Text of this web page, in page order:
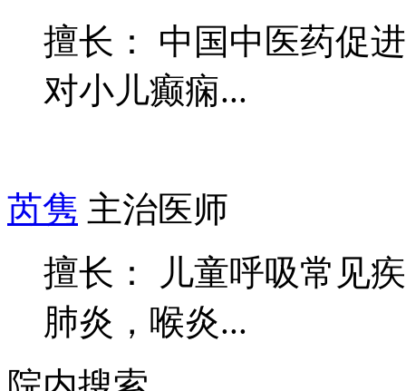
擅长： 中国中医药促
对小儿癫痫...
芮隽 主治医师
擅长： 儿童呼吸常见
肺炎，喉炎...